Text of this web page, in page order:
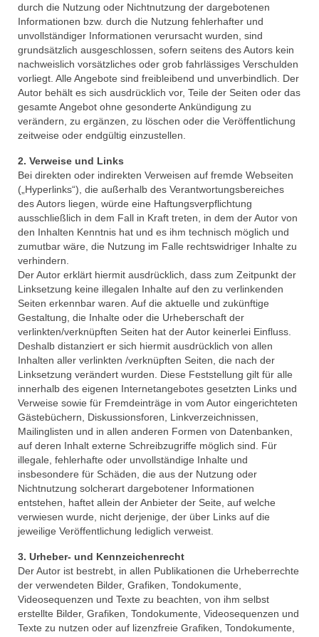
Rathaussturm 2026
Faschingseröffnung 2025/2026
# Session 2024/2025
MCC Gala 2025
Faschingseröffnung 2024/2025
# Session 2023/2024
MCC Gala 2024
# Session 2022/2023
MCC Gala 2023
Rathaussturm 2023
Sturm auf Landratsamt 2022
Faschingseröffnung 2022/2023
# Session 2021/2022
MCC Sommerfest 2022
Faschingseröffnung 2021/2022
#Session 2020/2021
Memmelsdorf Helau! bei TV1 Franken
(2021)
# Session 2019/2020
MCC Gala 2020
Faschingseröffnung 2019/2020
# Session 2018/2019
durch die Nutzung oder Nichtnutzung der dargebotenen
Informationen bzw. durch die Nutzung fehlerhafter und
unvollständiger Informationen verursacht wurden, sind
grundsätzlich ausgeschlossen, sofern seitens des Autors kein
nachweislich vorsätzliches oder grob fahrlässiges Verschulden
vorliegt. Alle Angebote sind freibleibend und unverbindlich. Der
Autor behält es sich ausdrücklich vor, Teile der Seiten oder das
gesamte Angebot ohne gesonderte Ankündigung zu
verändern, zu ergänzen, zu löschen oder die Veröffentlichung
zeitweise oder endgültig einzustellen.
2. Verweise und Links
Bei direkten oder indirekten Verweisen auf fremde Webseiten
(„Hyperlinks“), die außerhalb des Verantwortungsbereiches
des Autors liegen, würde eine Haftungsverpflichtung
ausschließlich in dem Fall in Kraft treten, in dem der Autor von
den Inhalten Kenntnis hat und es ihm technisch möglich und
zumutbar wäre, die Nutzung im Falle rechtswidriger Inhalte zu
verhindern.
Der Autor erklärt hiermit ausdrücklich, dass zum Zeitpunkt der
Linksetzung keine illegalen Inhalte auf den zu verlinkenden
Seiten erkennbar waren. Auf die aktuelle und zukünftige
Gestaltung, die Inhalte oder die Urheberschaft der
verlinkten/verknüpften Seiten hat der Autor keinerlei Einfluss.
Deshalb distanziert er sich hiermit ausdrücklich von allen
Inhalten aller verlinkten /verknüpften Seiten, die nach der
Linksetzung verändert wurden. Diese Feststellung gilt für alle
innerhalb des eigenen Internetangebotes gesetzten Links und
Verweise sowie für Fremdeinträge in vom Autor eingerichteten
Gästebüchern, Diskussionsforen, Linkverzeichnissen,
Mailinglisten und in allen anderen Formen von Datenbanken,
auf deren Inhalt externe Schreibzugriffe möglich sind. Für
illegale, fehlerhafte oder unvollständige Inhalte und
insbesondere für Schäden, die aus der Nutzung oder
Nichtnutzung solcherart dargebotener Informationen
entstehen, haftet allein der Anbieter der Seite, auf welche
verwiesen wurde, nicht derjenige, der über Links auf die
jeweilige Veröffentlichung lediglich verweist.
3. Urheber- und Kennzeichenrecht
Der Autor ist bestrebt, in allen Publikationen die Urheberrechte
der verwendeten Bilder, Grafiken, Tondokumente,
Videosequenzen und Texte zu beachten, von ihm selbst
erstellte Bilder, Grafiken, Tondokumente, Videosequenzen und
Texte zu nutzen oder auf lizenzfreie Grafiken, Tondokumente,